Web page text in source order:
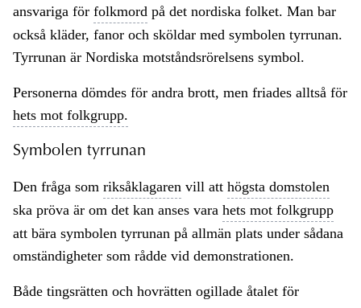
ansvariga för folkmord på det nordiska folket. Man bar
också kläder, fanor och sköldar med symbolen tyrrunan.
Tyrrunan är Nordiska motståndsrörelsens symbol.
Personerna dömdes för andra brott, men friades alltså för
hets mot folkgrupp.
Symbolen tyrrunan
Den fråga som riksåklagaren vill att högsta domstolen
ska pröva är om det kan anses vara hets mot folkgrupp
att bära symbolen tyrrunan på allmän plats under sådana
omständigheter som rådde vid demonstrationen.
Både tingsrätten och hovrätten ogillade åtalet för